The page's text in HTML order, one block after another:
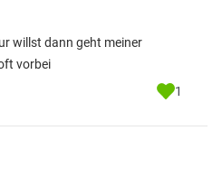
willst dann geht meiner
vorbei
1